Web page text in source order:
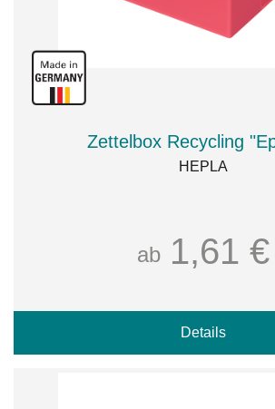
Zettelbox Recycling
HEPLA
ab 1,61 €
Details